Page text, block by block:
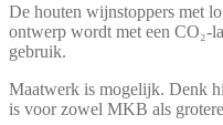
De houten wijnstoppers met
ontwerp wordt met een CO₂-
gebruik.
Maatwerk is mogelijk. Denk
is voor zowel MKB als